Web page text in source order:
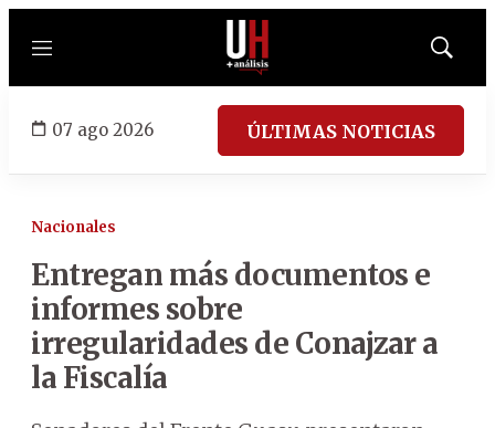
Menú
Mostrar
07 ago 2026 ÚLTIMAS NOTICIAS
Nacionales
Entregan más documentos e
informes sobre
irregularidades de Conajzar a
la Fiscalía